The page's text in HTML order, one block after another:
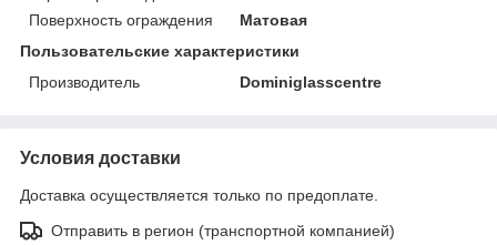
Поверхность ограждения
Матовая
Пользовательские характеристики
Производитель
Dominiglasscentre
Условия доставки
Доставка осуществляется только по предоплате.
Отправить в регион (транспортной компанией)